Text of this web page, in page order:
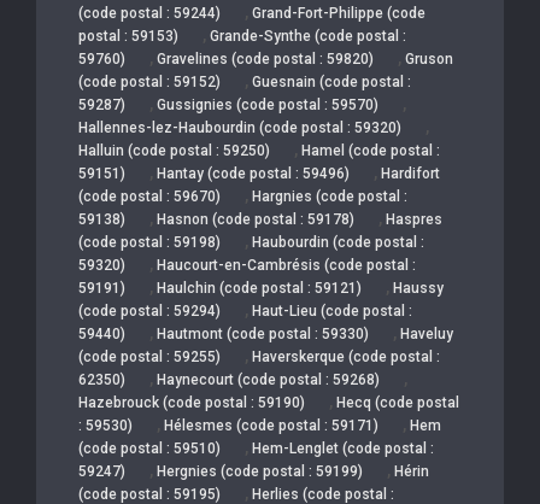
(code postal : 59244)
, Grand-Fort-Philippe (code
postal : 59153)
, Grande-Synthe (code postal :
59760)
, Gravelines (code postal : 59820) , Gruson
(code postal : 59152)
, Guesnain (code postal :
59287)
, Gussignies (code postal : 59570) ,
Hallennes-lez-Haubourdin (code postal : 59320) ,
Halluin (code postal : 59250) , Hamel (code postal :
59151)
, Hantay (code postal : 59496) , Hardifort
(code postal : 59670)
, Hargnies (code postal :
59138)
, Hasnon (code postal : 59178) , Haspres
(code postal : 59198)
, Haubourdin (code postal :
59320)
, Haucourt-en-Cambrésis (code postal :
59191)
, Haulchin (code postal : 59121) , Haussy
(code postal : 59294)
, Haut-Lieu (code postal :
59440)
, Hautmont (code postal : 59330) , Haveluy
(code postal : 59255)
, Haverskerque (code postal :
62350)
, Haynecourt (code postal : 59268) ,
Hazebrouck (code postal : 59190) , Hecq (code postal
: 59530)
, Hélesmes (code postal : 59171) , Hem
(code postal : 59510)
, Hem-Lenglet (code postal :
59247)
, Hergnies (code postal : 59199) , Hérin
(code postal : 59195)
, Herlies (code postal :